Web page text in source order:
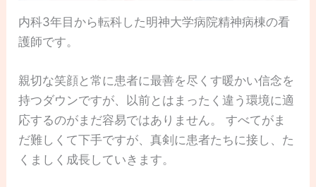
内科3年目から転科した明神大学病院精神病棟の看
護師です。
親切な笑顔と常に患者に最善を尽くす暖かい信念を
持つダウンですが、以前とはまったく違う環境に適
応するのがまだ容易ではありません。 すべてがま
だ難しくて下手ですが、真剣に患者たちに接し、た
くましく成長していきます。